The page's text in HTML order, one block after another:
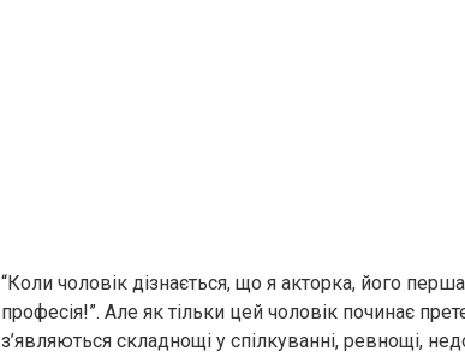
“Коли чоловік дізнається, що я акторка, його
професія!”. Але як тільки цей чоловік починає
з’являються складнощі у спілкуванні, ревнощі,